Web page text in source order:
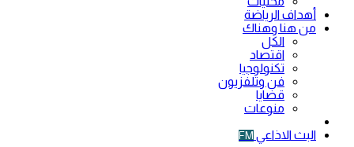
أهداف الرياضة
من هنا وهناك
الكل
اقتصاد
تكنولوجيا
فن وتلفزيون
قضايا
منوعات
البث الاذاعي FM